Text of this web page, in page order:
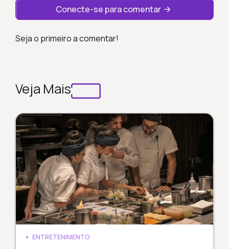
Conecte-se para comentar
Seja o primeiro a comentar!
Veja Mais
ENTRETENIMENTO